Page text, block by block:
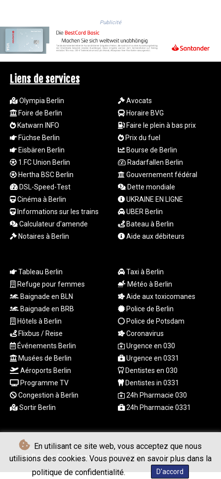
En utilisant ce site web, vous acceptez que nous
utilisions des cookies. Vous pouvez en savoir plus dans la
politique de confidentialité.
D'accord
MXN 20.094074
MZN 73.882892
NAD 18.726567
NGN
NOK 10.99759
NPR 175.501819
NZD 1.966719
OMR 0.442445
PAB 1.152686
PEN 3.903651
PGK 5.093937
PHP 70.183258
PKR 320.014324
PYG
6853.914834
QAR 4.213648
RON 5.244583
RWF
1694.978938
SBD 9.325039
SCR 16.705092
SDG 694.263698
SEK 10.961095
SGD 1.467719
SLE 28.445176
SOS 658.791814
SRD 43.778814
STD
23929.673396
STN 24.499696
SZL 18.722767
THB 38.210709
TJS 10.633568
TMT 4.058036
TND 3.386358
Publicité
Liens de services
Olympia Berlin
Foire de Berlin
Katwarn INFO
Füchse Berlin
Eisbären Berlin
1.FC Union Berlin
Hertha BSC Berlin
DSL-Speed-Test
Cinéma à Berlin
Informations sur les trains
Calculateur d'amende
Notaires à Berlin
Avocats
Horaire BVG
Faire le plein à bas prix
Prix du fuel
Bourse de Berlin
Radarfallen Berlin
Gouvernement fédéral
Dette mondiale
UKRAINE EN LIGNE
UBER Berlin
Bateau à Berlin
Aide aux débiteurs
Tableau Berlin
Refuge pour femmes
Baignade en BLN
Baignade en BRB
Hôtels à Berlin
Flixbus / Reise
Événements Berlin
Musées de Berlin
Aéroports Berlin
Programme TV
Congestion à Berlin
Sortir Berlin
Taxi à Berlin
Météo à Berlin
Aide aux toxicomanes
Police de Berlin
Police de Potsdam
Coronavirus
Urgence en 030
Urgence en 0331
Dentistes en 030
Dentistes in 0331
24h Pharmacie 030
24h Pharmacie 0331
© Berliner Boersenzeitung - 2026 - Tous droits réservés